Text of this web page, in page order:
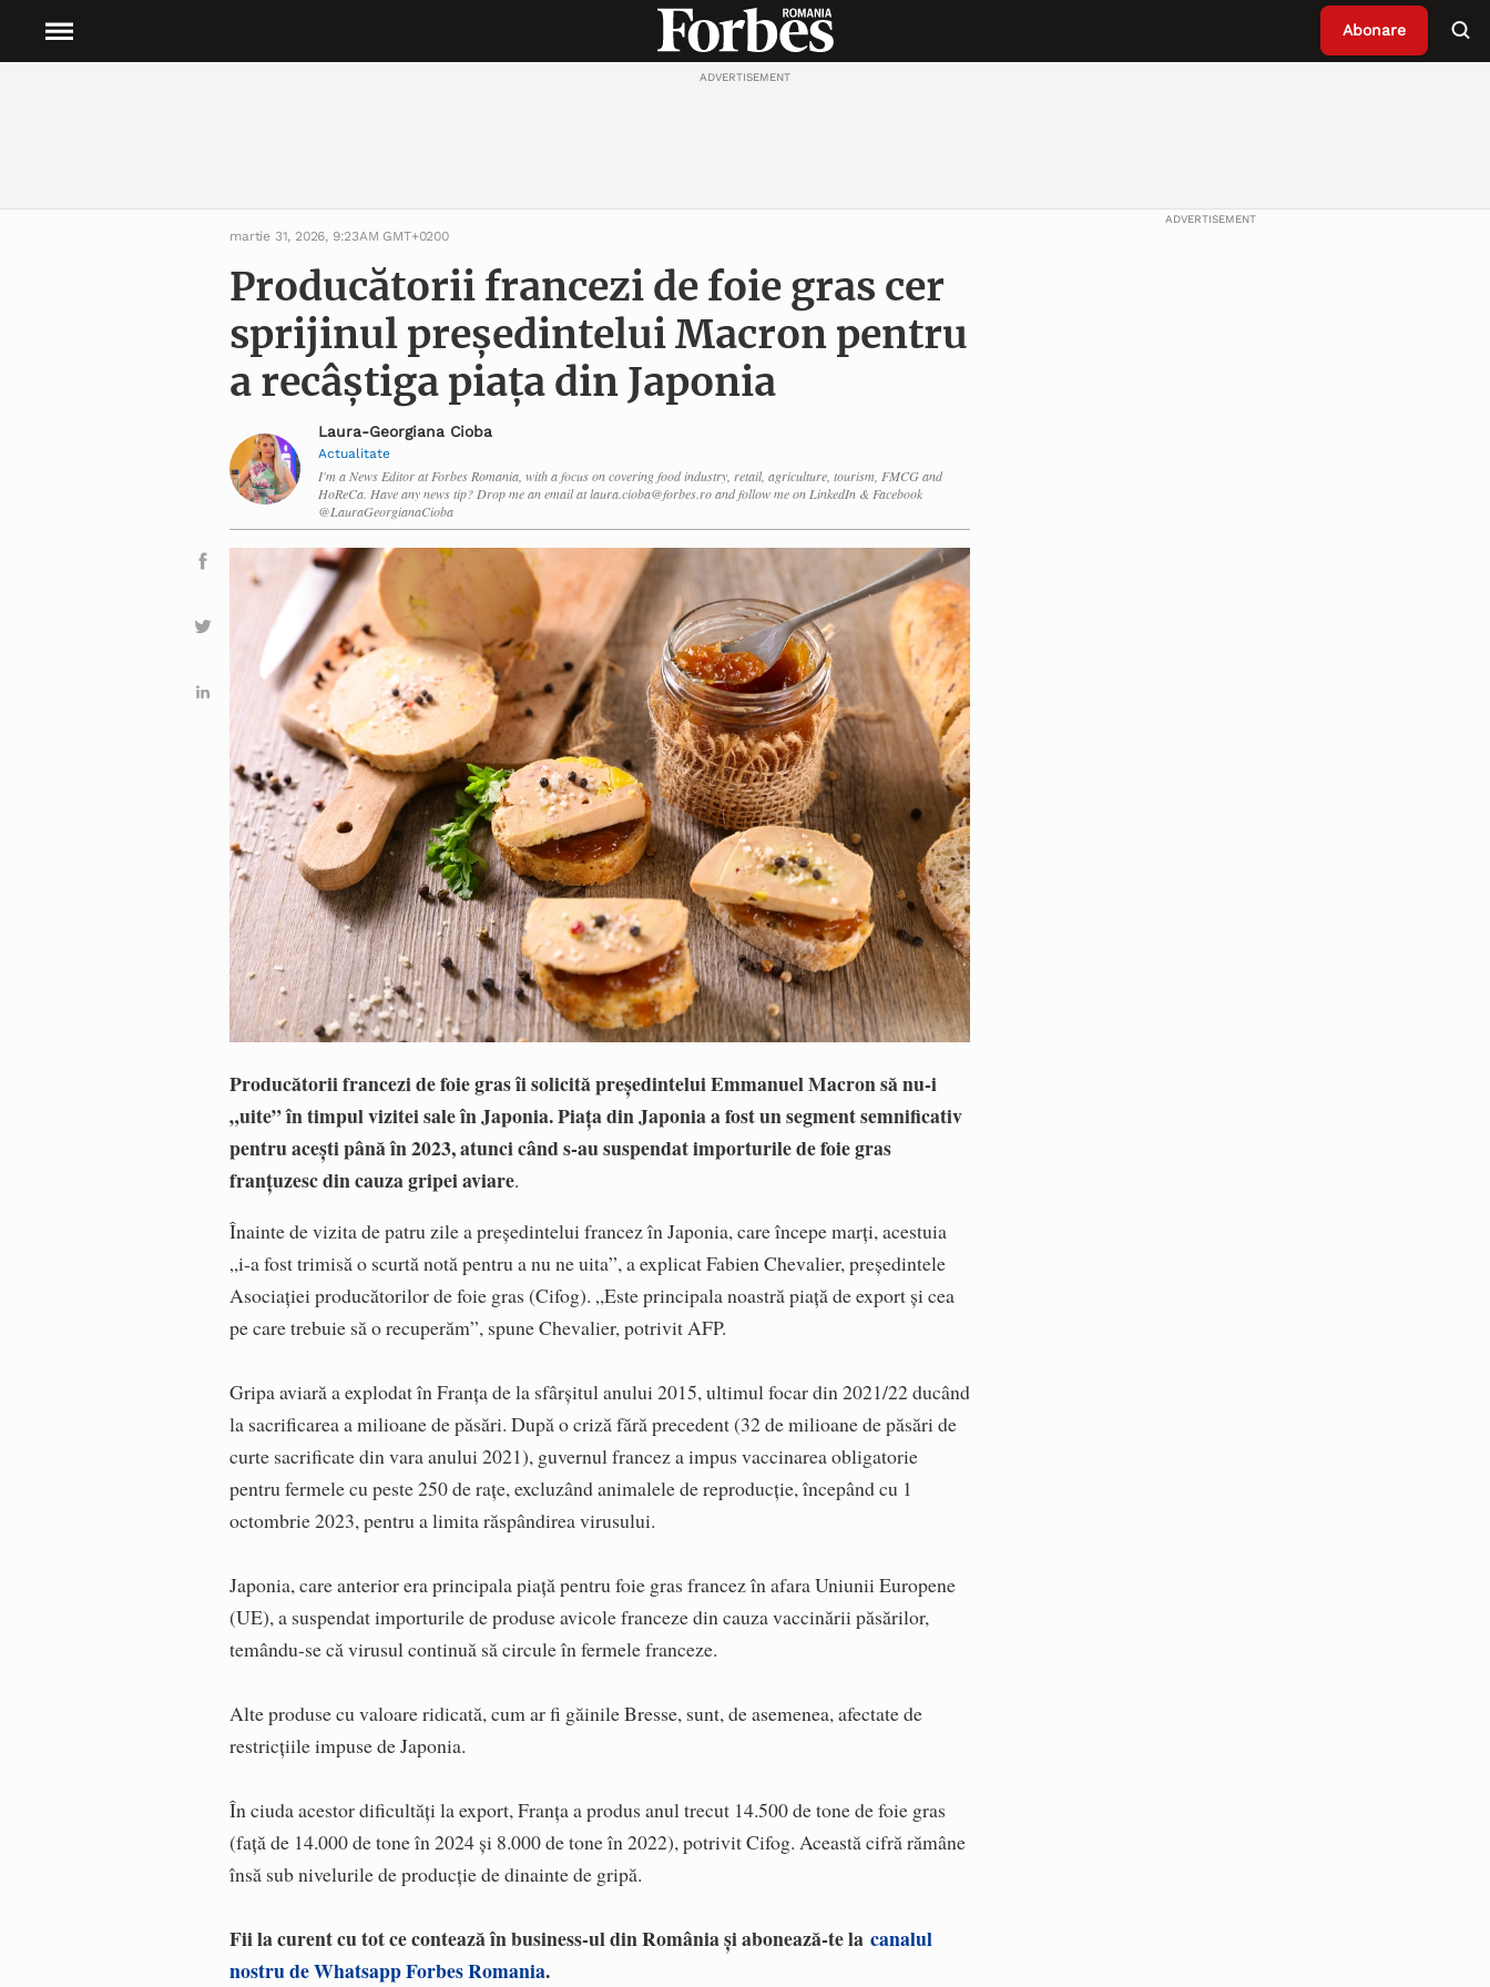
Abonare
ADVERTISEMENT
martie 31, 2026, 9:23AM GMT+0200
Producătorii francezi de foie gras cer
sprijinul președintelui Macron pentru
a recâștiga piața din Japonia
Laura-Georgiana Cioba
Actualitate
I'm a News Editor at Forbes Romania, with a focus on covering food industry, retail, agriculture, tourism, FMCG and
HoReCa. Have any news tip? Drop me an email at laura.cioba@forbes.ro and follow me on LinkedIn & Facebook
@LauraGeorgianaCioba
Producătorii francezi de foie gras îi solicită preşedintelui Emmanuel Macron să nu-i
„uite” în timpul vizitei sale în Japonia. Piața din Japonia a fost un segment semnificativ
pentru acești până în 2023, atunci când s-au suspendat importurile de foie gras
franţuzesc din cauza gripei aviare.
Înainte de vizita de patru zile a preşedintelui francez în Japonia, care începe marţi, acestuia
„i-a fost trimisă o scurtă notă pentru a nu ne uita”, a explicat Fabien Chevalier, preşedintele
Asociaţiei producătorilor de foie gras (Cifog). „Este principala noastră piaţă de export şi cea
pe care trebuie să o recuperăm”, spune Chevalier, potrivit AFP.
Gripa aviară a explodat în Franţa de la sfârşitul anului 2015, ultimul focar din 2021/22 ducând
la sacrificarea a milioane de păsări. După o criză fără precedent (32 de milioane de păsări de
curte sacrificate din vara anului 2021), guvernul francez a impus vaccinarea obligatorie
pentru fermele cu peste 250 de raţe, excluzând animalele de reproducţie, începând cu 1
octombrie 2023, pentru a limita răspândirea virusului.
Japonia, care anterior era principala piaţă pentru foie gras francez în afara Uniunii Europene
(UE), a suspendat importurile de produse avicole franceze din cauza vaccinării păsărilor,
temându-se că virusul continuă să circule în fermele franceze.
Alte produse cu valoare ridicată, cum ar fi găinile Bresse, sunt, de asemenea, afectate de
restricţiile impuse de Japonia.
În ciuda acestor dificultăţi la export, Franţa a produs anul trecut 14.500 de tone de foie gras
(faţă de 14.000 de tone în 2024 şi 8.000 de tone în 2022), potrivit Cifog. Această cifră rămâne
însă sub nivelurile de producţie de dinainte de gripă.
Fii la curent cu tot ce contează în business-ul din România și abonează-te lacanalul
nostru de Whatsapp Forbes Romania.